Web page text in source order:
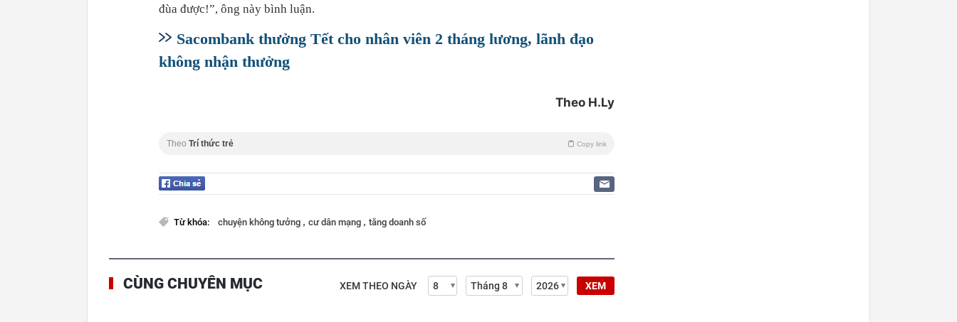
đùa được!”, ông này bình luận.
Sacombank thưởng Tết cho nhân viên 2 tháng lương, lãnh đạo
không nhận thưởng
Theo H.Ly
Theo Trí thức trẻ Copy link
Từ khóa: chuyện không tưởng , cư dân mạng , tăng doanh số
CÙNG CHUYÊN MỤC XEM THEO NGÀY XEM